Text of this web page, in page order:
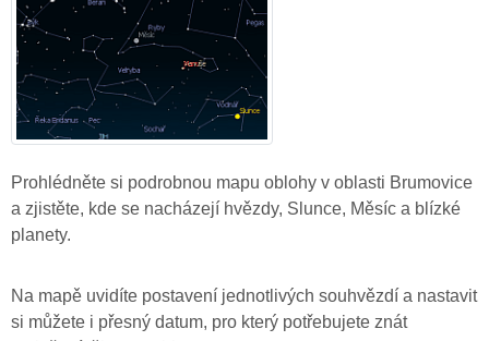
Prohlédněte si podrobnou mapu oblohy v oblasti Brumovice
a zjistěte, kde se nacházejí hvězdy, Slunce, Měsíc a blízké
planety.
Na mapě uvidíte postavení jednotlivých souhvězdí a nastavit
si můžete i přesný datum, pro který potřebujete znát